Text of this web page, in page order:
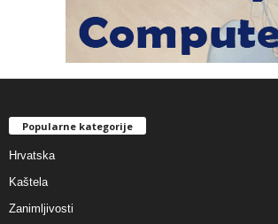
Popularne kategorije
Hrvatska
Kaštela
Zanimljivosti